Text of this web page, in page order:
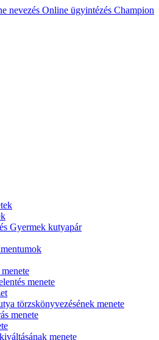
nevezés Online ügyintézés Champion
Gyermek kutyapár
menete
törzskönyvezésének menete
menete
menete